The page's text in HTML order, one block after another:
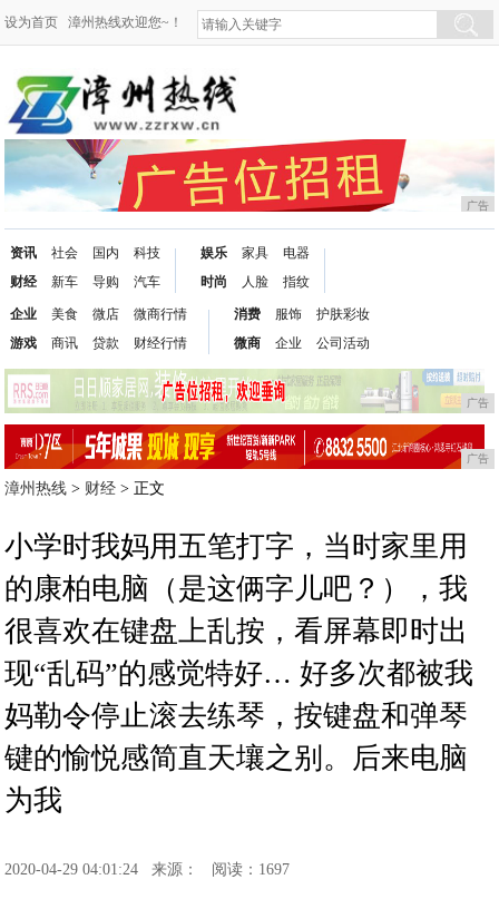
设为首页 漳州热线欢迎您~！
广告
资讯
财经
社会
新车
国内
导购
科技
汽车
娱乐
时尚
家具
人脸
电器
指纹
企业
游戏
美食
商讯
微店
贷款
微商行情
财经行情
消费
微商
服饰
企业
护肤彩妆
公司活动
广告
广告
漳州热线 > 财经 > 正文
小学时我妈用五笔打字，当时家里用
的康柏电脑（是这俩字儿吧？），我
很喜欢在键盘上乱按，看屏幕即时出
现“乱码”的感觉特好… 好多次都被我
妈勒令停止滚去练琴，按键盘和弹琴
键的愉悦感简直天壤之别。后来电脑
为我
2020-04-29 04:01:24 来源： 阅读：1697